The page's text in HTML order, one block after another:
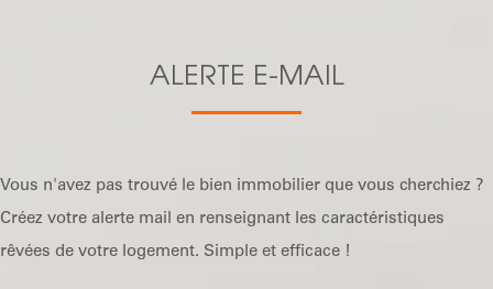
ALERTE E-MAIL
Vous n'avez pas trouvé le bien immobilier que vous cherchiez ?
Créez votre alerte mail en renseignant les caractéristiques
rêvées de votre logement. Simple et efficace !